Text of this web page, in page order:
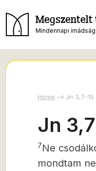
Megszentelt
Mindennapi
Home Jn 3,7-15
Jn
7Ne
mondtam